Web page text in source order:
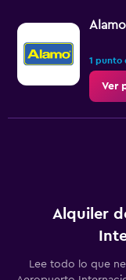
Alamo
1 punto
Ver
Alquiler
Lee todo lo que